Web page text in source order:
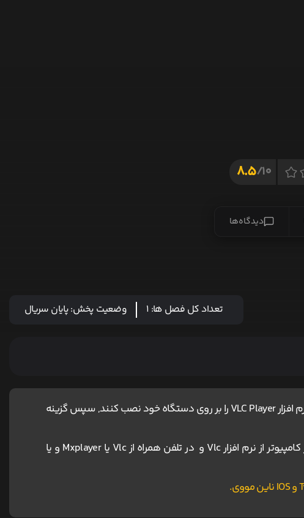
10/
8.5
دیدگاه‌ها
تعداد کل فصل ها: 1 وضعیت پخش:پایان سریال
کاربران آیفون و مک ، برای اجرای پخش آنلاین باید نرم افزار VLC Player را بر روی دستگاه خود نصب کنند, سپس گزینه
برای دانلود و اجرای فیلم ها پیشنهاد می شود در کامپیوتر از نرم افزار Vlc و در تلفن همراه از Vlc یا Mxplayer و یا